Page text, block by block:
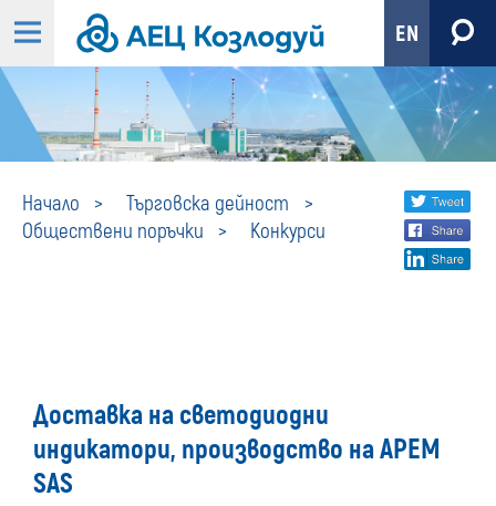
EN
Начало
Търговска дейност
Обществени поръчки
Конкурси
Конкурси
Share
social
Доставка на светодиодни
индикатори, производство на APEM
SAS